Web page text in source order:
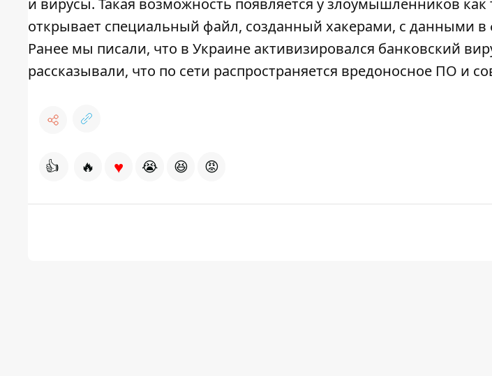
и вирусы. Такая возможность появляется у злоумышленников как
открывает специальный файл, созданный хакерами, с данными в
Ранее мы писали, что в Украине активизировался банковский
рассказывали, что по сети распространяется вредоносное ПО и
👍 🔥 ♥ 😭 😆 😡